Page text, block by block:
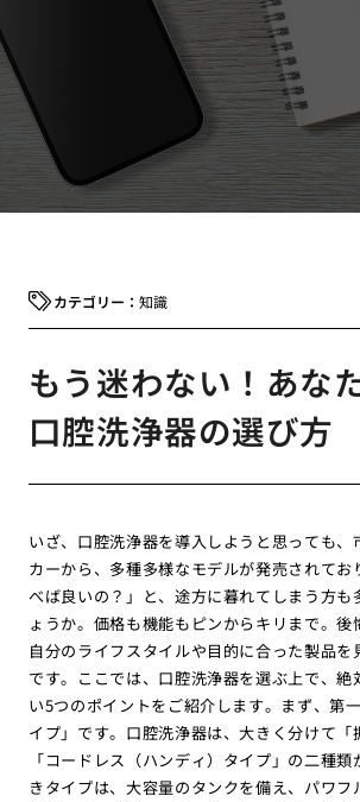
知識
もう迷わない！あな
口腔洗浄器の選び方
いざ、口腔洗浄器を導入しようと思っても、
カーから、多種多様なモデルが発売されてお
べば良いの？」と、途方に暮れてしまう方も
ょうか。価格も機能もピンからキリまで。後
自分のライフスタイルや目的に合った製品を
です。ここでは、口腔洗浄器を選ぶ上で、絶
い5つのポイントをご紹介します。まず、第
イプ」です。口腔洗浄器は、大きく分けて「
「コードレス（ハンディ）タイプ」の二種
きタイプは、大容量のタンクを備え、パワフ